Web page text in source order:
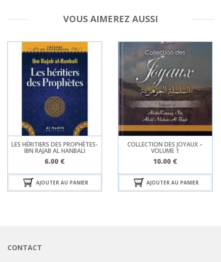
VOUS AIMEREZ AUSSI
LES HÉRITIERS DES PROPHÈTES-
IBN RAJAB AL HANBALI
6.00 €
AJOUTER AU PANIER
COLLECTION DES JOYAUX –
VOLUME 1
10.00 €
AJOUTER AU PANIER
CONTACT